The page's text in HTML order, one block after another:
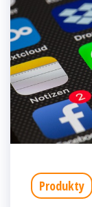
Produkty